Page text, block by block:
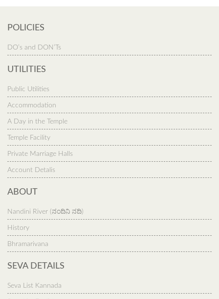
POLICIES
DO’s and DON’Ts
UTILITIES
Public Utilities
Accommodation
A Day in the Temple
Temple Facility
Private Marriage Halls
Account Detalis
ABOUT
Nandini River (ನಂದಿನಿ ನದಿ)
History
Bhramarivana
SEVA DETAILS
Seva List Kannada